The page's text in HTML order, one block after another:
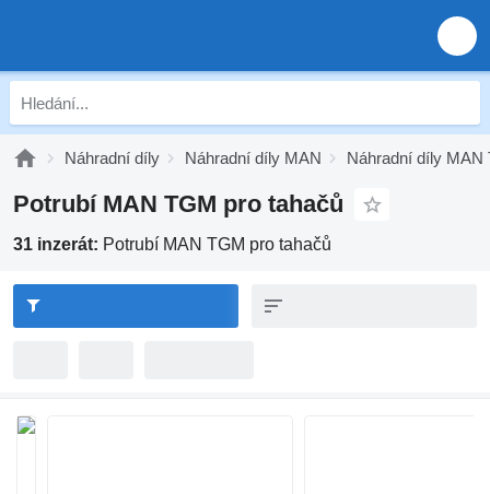
Náhradní díly Náhradní díly MAN Náhradní díly MAN
Potrubí MAN TGM pro tahačů
31 inzerát: Potrubí MAN TGM pro tahačů